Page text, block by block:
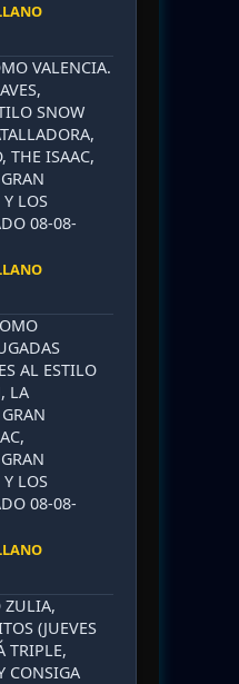
VALENCIA.
SNOW
THE ISAAC,
LOS
08-08-
AL ESTILO
LA
LOS
08-08-
ZULIA,
(JUEVES
TRIPLE,
CONSIGA